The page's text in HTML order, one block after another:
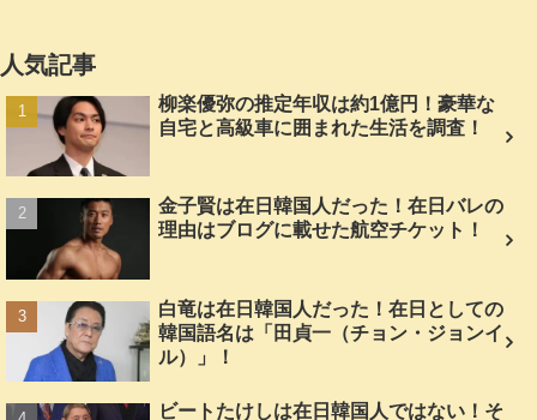
人気記事
柳楽優弥の推定年収は約1億円！豪華な
自宅と高級車に囲まれた生活を調査！
金子賢は在日韓国人だった！在日バレの
理由はブログに載せた航空チケット！
白竜は在日韓国人だった！在日としての
韓国語名は「田貞一（チョン・ジョンイ
ル）」！
ビートたけしは在日韓国人ではない！そ